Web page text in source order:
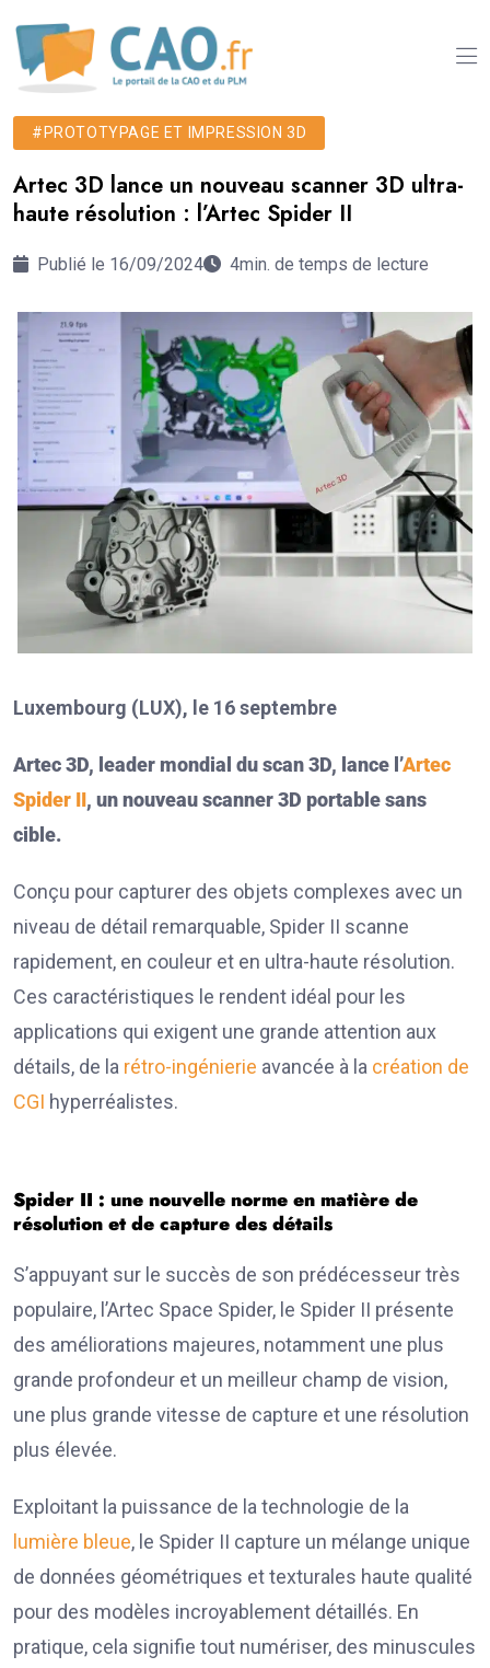
#PROTOTYPAGE ET IMPRESSION 3D
Artec 3D lance un nouveau scanner 3D ultra-
haute résolution : l’Artec Spider II
Publié le 16/09/2024 4min. de temps de lecture
Luxembourg (LUX), le 16 septembre
Artec3D, leader mondial du scan3D, lance l’Artec
Spider II, un nouveau scanner3D portable sans
cible.
Conçu pour capturer des objets complexes avec un
niveau de détail remarquable, Spider II scanne
rapidement, en couleur et en ultra-haute résolution.
Ces caractéristiques le rendent idéal pour les
applications qui exigent une grande attention aux
détails, de la rétro-ingénierie avancée à la création de
CGI hyperréalistes.
Spider II : une nouvelle norme en matière de
résolution et de capture des détails
S’appuyant sur le succès de son prédécesseur très
populaire, l’Artec Space Spider, le Spider II présente
des améliorations majeures, notamment une plus
grande profondeur et un meilleur champ de vision,
une plus grande vitesse de capture et une résolution
plus élevée.
Exploitant la puissance de la technologie de la
lumière bleue, le Spider II capture un mélange unique
de données géométriques et texturales haute qualité
pour des modèles incroyablement détaillés. En
pratique, cela signifie tout numériser, des minuscules